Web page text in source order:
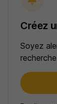
Créez
Soyez